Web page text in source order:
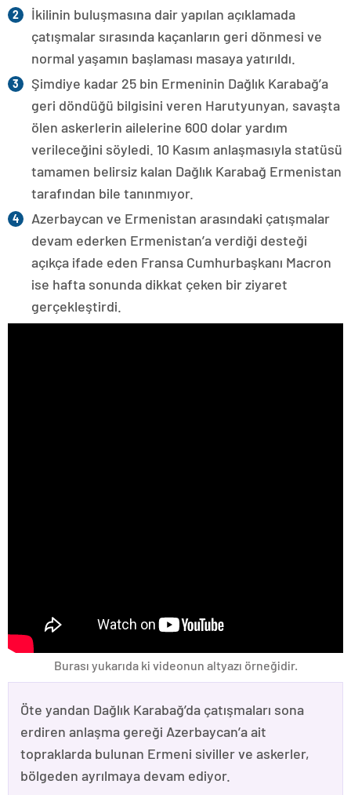
İkilinin buluşmasına dair yapılan açıklamada
çatışmalar sırasında kaçanların geri dönmesi ve
normal yaşamın başlaması masaya yatırıldı.
Şimdiye kadar 25 bin Ermeninin Dağlık Karabağ’a
geri döndüğü bilgisini veren Harutyunyan, savaşta
ölen askerlerin ailelerine 600 dolar yardım
verileceğini söyledi. 10 Kasım anlaşmasıyla statüsü
tamamen belirsiz kalan Dağlık Karabağ Ermenistan
tarafından bile tanınmıyor.
Azerbaycan ve Ermenistan arasındaki çatışmalar
devam ederken Ermenistan’a verdiği desteği
açıkça ifade eden Fransa Cumhurbaşkanı Macron
ise hafta sonunda dikkat çeken bir ziyaret
gerçekleştirdi.
Burası yukarıda ki videonun altyazı örneğidir.
Öte yandan Dağlık Karabağ’da çatışmaları sona
erdiren anlaşma gereği Azerbaycan’a ait
topraklarda bulunan Ermeni siviller ve askerler,
bölgeden ayrılmaya devam ediyor.